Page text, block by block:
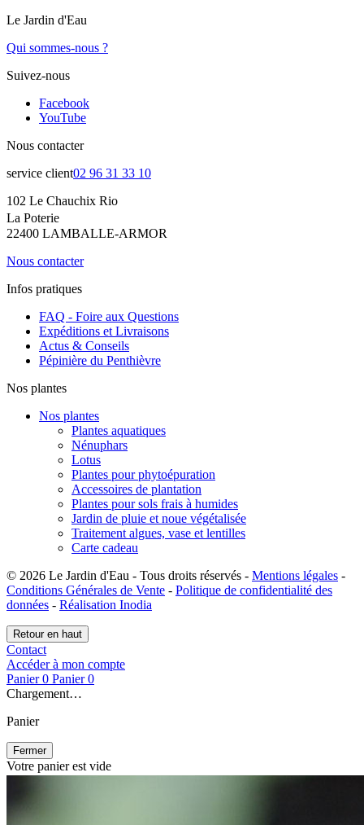
Le Jardin d'Eau
Qui sommes-nous ?
Suivez-nous
Facebook
YouTube
Nous contacter
service client02 96 31 33 10
102 Le Chauchix Rio
La Poterie
22400 LAMBALLE-ARMOR
Nous contacter
Infos pratiques
FAQ - Foire aux Questions
Expéditions et Livraisons
Actus & Conseils
Pépinière du Penthièvre
Nos plantes
Nos plantes
Plantes aquatiques
Nénuphars
Lotus
Plantes pour phytoépuration
Accessoires de plantation
Plantes pour sols frais à humides
Jardin de pluie et noue végétalisée
Traitement algues, vase et lentilles
Carte cadeau
© 2026 Le Jardin d'Eau - Tous droits réservés - Mentions légales -
Conditions Générales de Vente - Politique de confidentialité des
données - Réalisation Inodia
Retour en haut
Contact
Accéder à mon compte
Panier 0 Panier 0
Chargement…
Panier
Fermer
Votre panier est vide